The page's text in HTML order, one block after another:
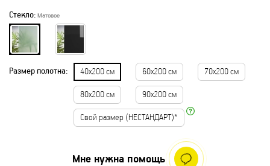
Стекло: Матовое
Размер полотна: 40х200 см 60х200 см 70х200 см
80х200 см 90х200 см
Свой размер (НЕСТАНДАРТ)*
Мне нужна помощь